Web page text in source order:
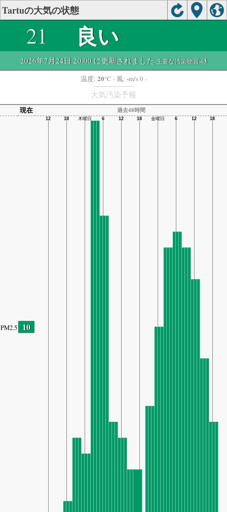
Tartuの大気の状態
21 良い
2026年7月24日 20:00 に更新されました-主要な汚染物質:o3
温度: 20°C - 風: -m/s 0 -
大気汚染予報
現在 過去48時間
PM2.5 10